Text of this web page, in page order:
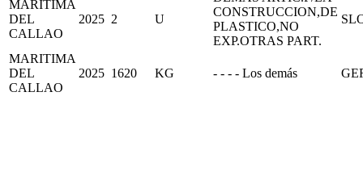
MARITIMA
DEL
CALLAO
2025 2 U
CONSTRUCCION,DE
PLASTICO,NO
EXP.OTRAS PART.
MARITIMA
DEL
CALLAO
2025 1620 KG - - - - Los demás